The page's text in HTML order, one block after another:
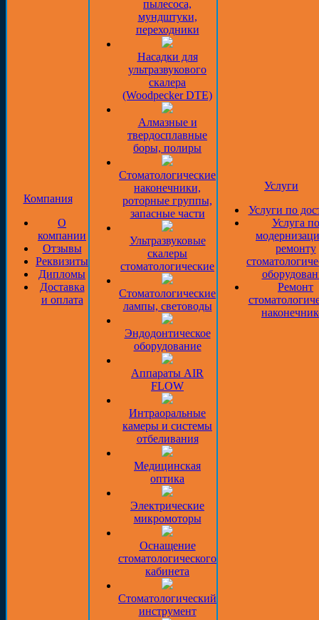
Компания
О
компании
Отзывы
Реквизиты
Дипломы
Доставка
и оплата
пылесоса,
мундштуки,
переходники
Насадки для
ультразвукового
скалера
(Woodpecker DTE)
Алмазные и
твердосплавные
боры, полиры
Стоматологические
наконечники,
роторные группы,
запасные части
Ультразвуковые
скалеры
стоматологические
Стоматологические
лампы, световоды
Эндодонтическое
оборудование
Аппараты AIR
FLOW
Интраоральные
камеры и системы
отбеливания
Медицинская
оптика
Электрические
микромоторы
Оснащение
стоматологического
кабинета
Стоматологический
инструмент
Услуги
Услуги по
Услуга по
ремонту
Ремонт